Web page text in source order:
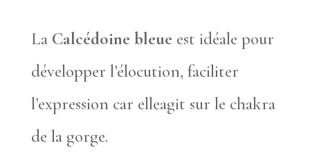
La Calcédoine bleue est idéale pour
développer l’élocution, faciliter
l’expression car elleagit sur le chakra
de la gorge.